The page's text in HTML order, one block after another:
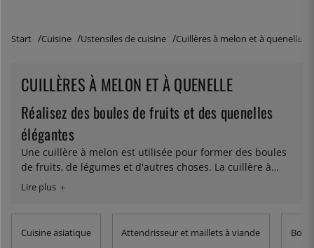
Start Cuisine Ustensiles de cuisine Cuillères à melon et à quenelle
CUILLÈRES À MELON ET À QUENELLE
Réalisez des boules de fruits et des quenelles
élégantes
Une cuillère à melon est utilisée pour former des boules
de fruits, de légumes et d'autres choses. La cuillère à
quenelle, quant à elle, permet de prélever des quenelles
de mousse, de crème glacée ou d'autres produits. Outre
leurs formes différentes, les cuillères à melon ont des
bords légèrement tranchants pour couper, tandis que les
cuillères à quenelle sont principalement utilisées pour
Cuisine asiatique Attendrisseur et maillets à viande Bols